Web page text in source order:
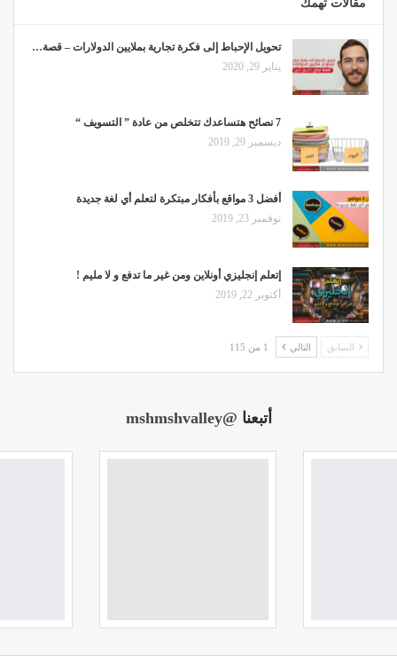
مقالات تهمك
تحويل الإحباط إلى فكرة تجارية بملايين الدولارات – قصة…
يناير 29, 2020
7 نصائح هتساعدك تتخلص من عادة ” التسويف “
ديسمبر 29, 2019
أفضل 3 مواقع بأفكار مبتكرة لتعلم أي لغة جديدة
نوفمبر 23, 2019
إتعلم إنجليزي أونلاين ومن غير ما تدفع و لا مليم !
أكتوبر 22, 2019
السابق التالي 1 من 115
أتبعنا @mshmshvalley